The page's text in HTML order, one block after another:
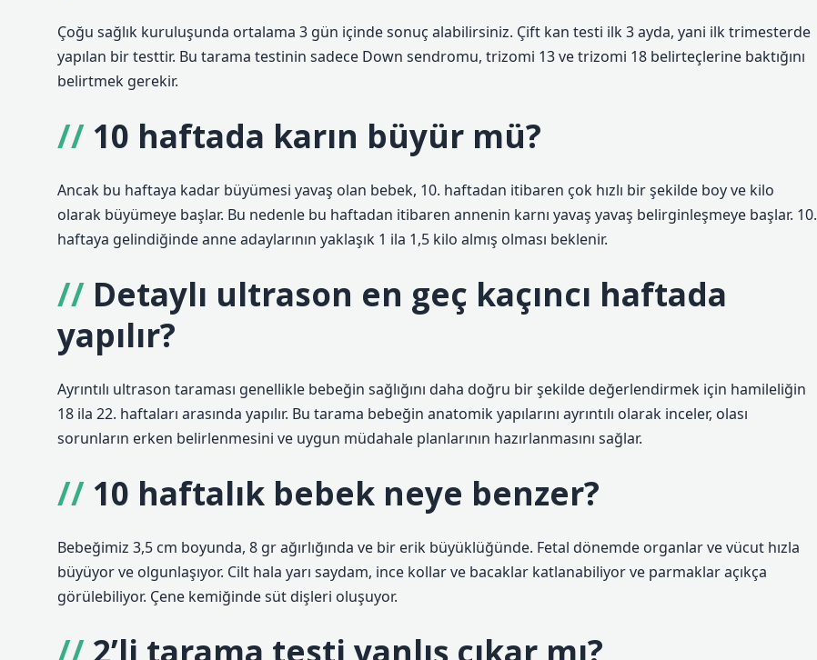
Çoğu sağlık kuruluşunda ortalama 3 gün içinde sonuç alabilirsiniz. Çift kan testi ilk 3 ayda, yani ilk trimesterde
yapılan bir testtir. Bu tarama testinin sadece Down sendromu, trizomi 13 ve trizomi 18 belirteçlerine baktığını
belirtmek gerekir.
10 haftada karın büyür mü?
Ancak bu haftaya kadar büyümesi yavaş olan bebek, 10. haftadan itibaren çok hızlı bir şekilde boy ve kilo
olarak büyümeye başlar. Bu nedenle bu haftadan itibaren annenin karnı yavaş yavaş belirginleşmeye başlar. 10.
haftaya gelindiğinde anne adaylarının yaklaşık 1 ila 1,5 kilo almış olması beklenir.
Detaylı ultrason en geç kaçıncı haftada
yapılır?
Ayrıntılı ultrason taraması genellikle bebeğin sağlığını daha doğru bir şekilde değerlendirmek için hamileliğin
18 ila 22. haftaları arasında yapılır. Bu tarama bebeğin anatomik yapılarını ayrıntılı olarak inceler, olası
sorunların erken belirlenmesini ve uygun müdahale planlarının hazırlanmasını sağlar.
10 haftalık bebek neye benzer?
Bebeğimiz 3,5 cm boyunda, 8 gr ağırlığında ve bir erik büyüklüğünde. Fetal dönemde organlar ve vücut hızla
büyüyor ve olgunlaşıyor. Cilt hala yarı saydam, ince kollar ve bacaklar katlanabiliyor ve parmaklar açıkça
görülebiliyor. Çene kemiğinde süt dişleri oluşuyor.
2’li tarama testi yanlış çıkar mı?